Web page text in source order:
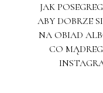
JAK
ABY DOBRZE
NA OBIAD
CO